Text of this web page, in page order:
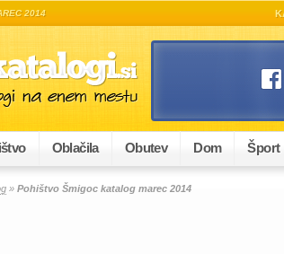
2014
Oblačila Obutev Dom Šport
» Pohištvo Šmigoc katalog marec 2014